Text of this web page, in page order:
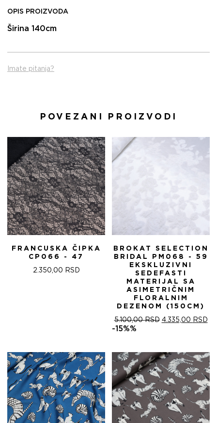
OPIS PROIZVODA
Širina 140cm
Imate pitanja?
POVEZANI PROIZVODI
FRANCUSKA ČIPKA
CP066 - 47
2.350,00 RSD
BROKAT SELECTION
BRIDAL PM068 - 59
EKSKLUZIVNI
SEDEFASTI
MATERIJAL SA
ASIMETRIČNIM
FLORALNIM
DEZENOM (150CM)
5.100,00RSD ОРИГИНАЛНА
5.100,00 RSD.
4.335,00 RSD
-15%%